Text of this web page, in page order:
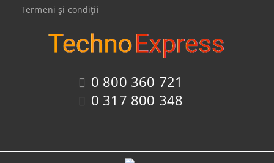
0 800 360 721
0 317 800 348
Termeni şi condiţii